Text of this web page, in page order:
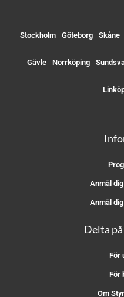
Stockholm Göteborg Skåne
Gävle Norrköping
Anmäl
Anmäl
Delta
För
För
Om